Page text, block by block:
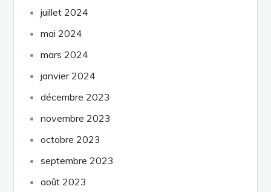
juillet 2024
mai 2024
mars 2024
janvier 2024
décembre 2023
novembre 2023
octobre 2023
septembre 2023
août 2023